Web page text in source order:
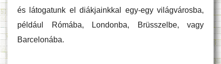
és látogatunk el diákjainkkal egy-egy világvárosba,
például Rómába, Londonba, Brüsszelbe, vagy
Barcelonába.